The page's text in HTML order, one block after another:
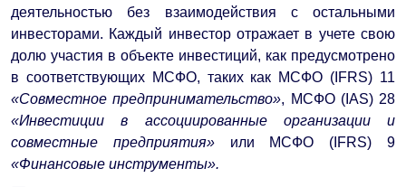
деятельностью без взаимодействия с остальными
инвесторами. Каждый инвестор отражает в учете свою
долю участия в объекте инвестиций, как предусмотрено
в соответствующих МСФО, таких как МСФО (IFRS) 11
«Совместное предпринимательство», МСФО (IAS) 28
«Инвестиции в ассоциированные организации и
совместные предприятия» или МСФО (IFRS) 9
«Финансовые инструменты».